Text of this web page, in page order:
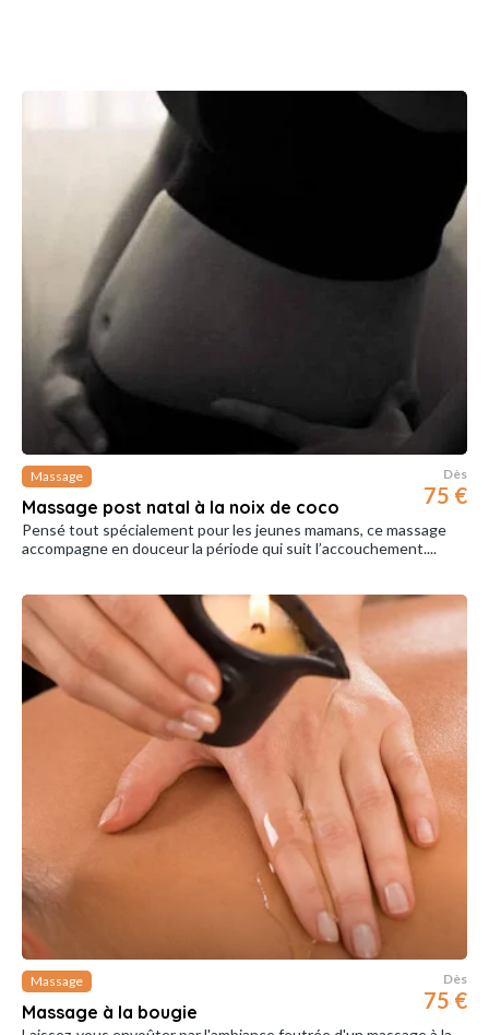
Massage
Massage post natal à la noix de coco
Dès
75 €
Pensé tout spécialement pour les jeunes mamans, ce massage
accompagne en douceur la période qui suit l’accouchement....
Massage
Massage à la bougie
Dès
75 €